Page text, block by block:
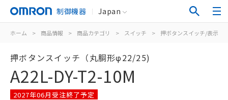
制御機器 Japan
ホーム > 商品情報 > 商品カテゴリ > スイッチ > 押ボタンスイッチ/表示灯
押ボタンスイッチ（丸胴形φ22/25)
A22L-DY-T2-10M
2027年06月受注終了予定